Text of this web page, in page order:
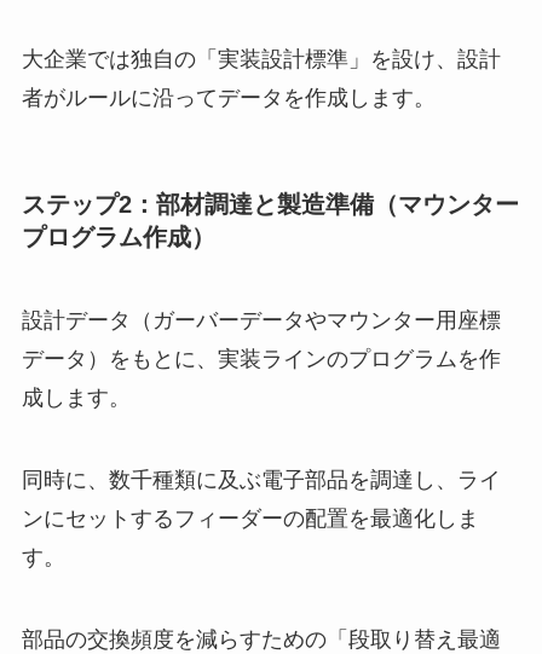
大企業では独自の「実装設計標準」を設け、設計
者がルールに沿ってデータを作成します。
ステップ2：部材調達と製造準備（マウンター
プログラム作成）
設計データ（ガーバーデータやマウンター用座標
データ）をもとに、実装ラインのプログラムを作
成します。
同時に、数千種類に及ぶ電子部品を調達し、ライ
ンにセットするフィーダーの配置を最適化しま
す。
部品の交換頻度を減らすための「段取り替え最適